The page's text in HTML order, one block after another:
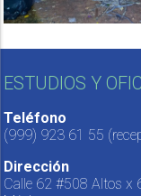
ESTUDIOS Y
Teléfono
(999) 923 61 55
Dirección
Calle 62 #508 Altos x